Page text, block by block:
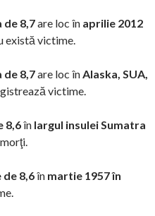
de 8,7are loc în aprilie 2012
există victime.
de 8,7are loc înAlaska, SUA,
victime.
8,6în largul insulei Sumatra
8,6în martie 1957 în